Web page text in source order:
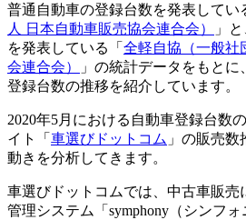
普通自動車の登録台数を発表してい
人 日本自動車販売協会連合会）
」
を発表している「 全軽自協（一般社
会連合会）
」の統計データをもと
登録台数の推移を紹介しています。
2020年5月における自動車登録台数
イト「 車選びドットコム 」の販売
動きを分析してきます。
車選びドットコムでは、中古車販
管理システム「symphony（シンフ